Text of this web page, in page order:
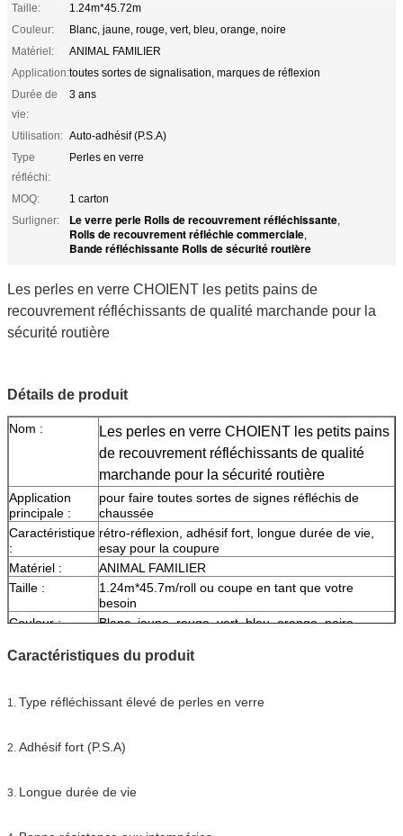
Taille:
1.24m*45.72m
Couleur:
Blanc, jaune, rouge, vert, bleu, orange, noire
Matériel:
ANIMAL FAMILIER
Application:toutes sortes de signalisation, marques de réflexion
Durée de
vie:
3 ans
Utilisation: Auto-adhésif (P.S.A)
Type
réfléchi:
Perles en verre
MOQ:
1 carton
Surligner:
Le verre perle Rolls de recouvrement réfléchissante,
Rolls de recouvrement réfléchie commerciale,
Bande réfléchissante Rolls de sécurité routière
Les perles en verre CHOIENT les petits pains de
recouvrement réfléchissants de qualité marchande pour la
sécurité routière
Détails de produit
Nom :
Les perles en verre CHOIENT les petits pains
de recouvrement réfléchissants de qualité
marchande pour la sécurité routière
Application
principale :
pour faire toutes sortes de signes réfléchis de
chaussée
Caractéristique
:
rétro-réflexion, adhésif fort, longue durée de vie,
esay pour la coupure
Matériel :
ANIMAL FAMILIER
Taille :
1.24m*45.7m/roll ou coupe en tant que votre
besoin
Couleur :
Blanc, jaune, rouge, vert, bleu, orange, noire
Papier de
0.10mm
Emballage :
1 petit pain soit emballé dans 1 carton
Caractéristiques du produit
1. Type réfléchissant élevé de perles en verre
2. Adhésif fort (P.S.A)
3. Longue durée de vie